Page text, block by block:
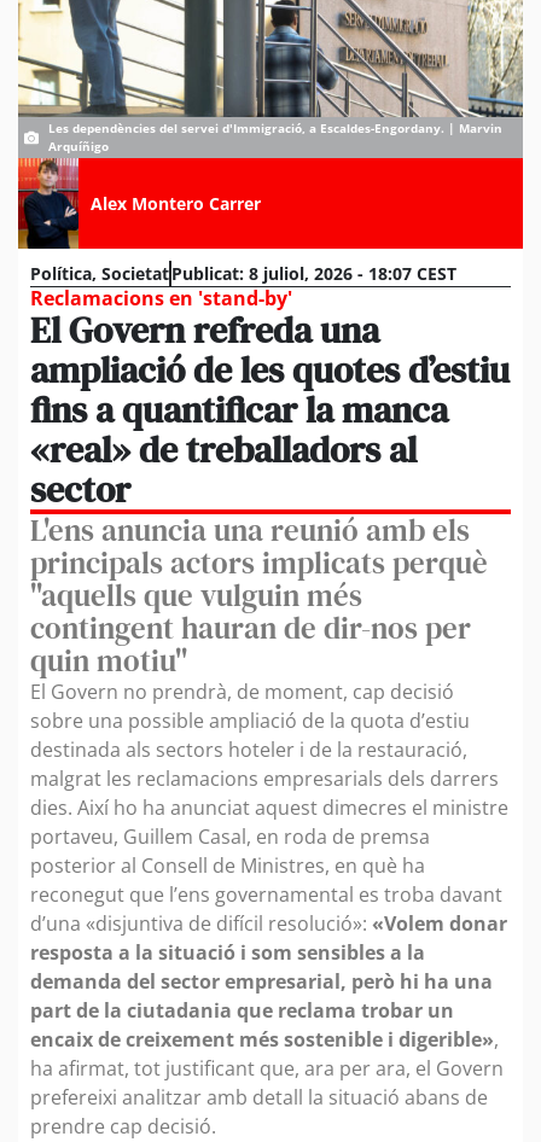
Les dependències del servei d'Immigració, a Escaldes-Engordany. | Marvin
Arquíñigo
Alex Montero Carrer
Política, SocietatPublicat: 8 juliol, 2026 - 18:07 CEST
Reclamacions en 'stand-by'
El Govern refreda una
ampliació de les quotes d’estiu
fins a quantificar la manca
«real» de treballadors al
sector
L'ens anuncia una reunió amb els
principals actors implicats perquè
"aquells que vulguin més
contingent hauran de dir-nos per
quin motiu"
El Govern no prendrà, de moment, cap decisió
sobre una possible ampliació de la quota d’estiu
destinada als sectors hoteler i de la restauració,
malgrat les reclamacions empresarials dels darrers
dies. Així ho ha anunciat aquest dimecres el ministre
portaveu, Guillem Casal, en roda de premsa
posterior al Consell de Ministres, en què ha
reconegut que l’ens governamental es troba davant
d’una «disjuntiva de difícil resolució»: «Volem donar
resposta a la situació i som sensibles a la
demanda del sector empresarial, però hi ha una
part de la ciutadania que reclama trobar un
encaix de creixement més sostenible i digerible»,
ha afirmat, tot justificant que, ara per ara, el Govern
prefereixi analitzar amb detall la situació abans de
prendre cap decisió.